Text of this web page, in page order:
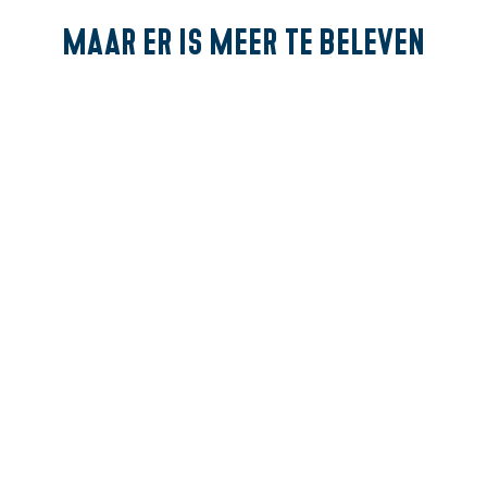
Maar er is meer te beleven